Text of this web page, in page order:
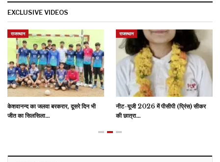
EXCLUSIVE VIDEOS
राजस्थान
केशवानन्द का जलवा बरकरार, दूसरे दिन भी
जीत का सिलसिला…
राजस्थान
नीट-यूजी 2026 में पीसीपी (प्रिंस) सीकर
की छात्रा…